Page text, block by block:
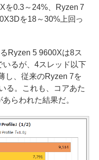
を0.3～24%、Ryzen 7
を18～30%上回っ
Ryzen 5 9600Xは8ス
いるが、4スレッド以下
し、従来のRyzen 7を
る。これも、コアあた
らわれた結果だ。